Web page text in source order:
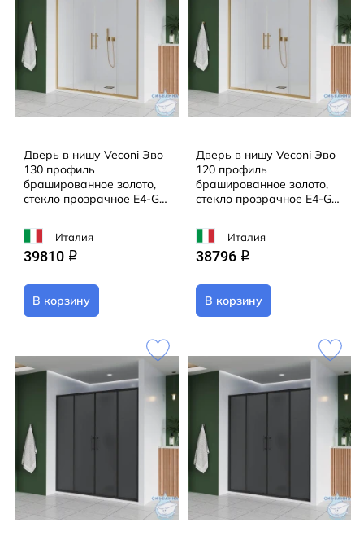
Дверь в нишу Veconi Эво
130 профиль
брашированное золото,
стекло прозрачное E4-G-
Италия
39810 q
В корзину
Дверь в нишу Veconi Эво
120 профиль
брашированное золото,
стекло прозрачное E4-G-
Италия
38796 q
В корзину